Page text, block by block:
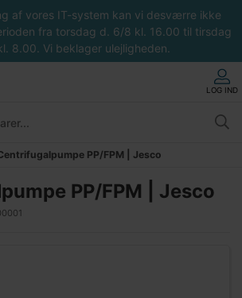
af vores IT-system kan vi desværre ikke
fra torsdag d. 6/8 kl. 16.00 til tirsdag
8.00. Vi beklager ulejligheden.
LOG IND
PP/FPM | Jesco
PP/FPM | Jesco